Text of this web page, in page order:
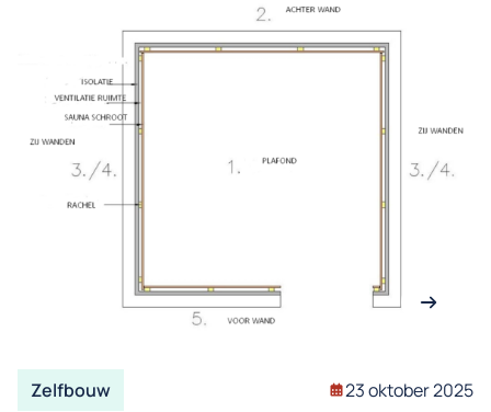
Zelfbouw 23 oktober 2025